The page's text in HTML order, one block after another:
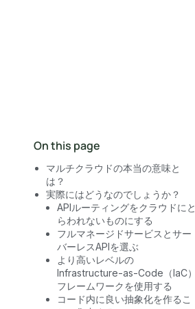
On this page
マルチクラウドの本当の意味と
は？
実際にはどうなのでしょうか？
APIルーティングをクラウドにと
らわれないものにする
フルマネージドサービスとサー
バーレスAPIを選ぶ
より高いレベルの
Infrastructure-as-Code（IaC）
フレームワークを使用する
コード内に良い抽象化を作るこ